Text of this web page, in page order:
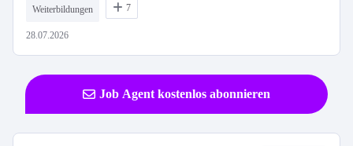
Weiterbildungen 7
28.07.2026
Job Agent kostenlos abonnieren